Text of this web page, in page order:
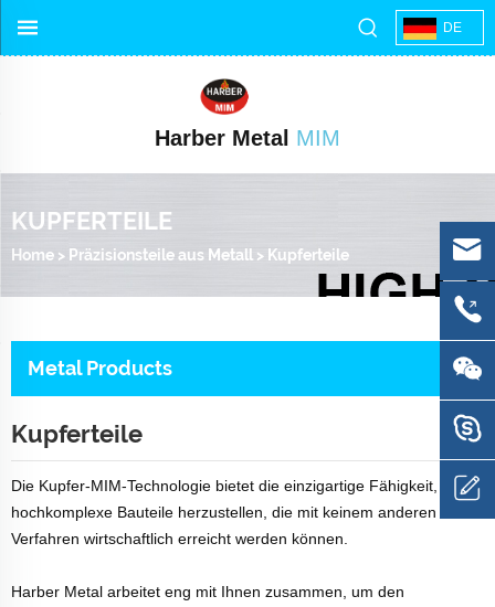
DE
Harber Metal MIM
KUPFERTEILE
Home > Präzisionsteile aus Metall > Kupferteile
Metal Products
Kupferteile
Die Kupfer-MIM-Technologie bietet die einzigartige Fähigkeit,
hochkomplexe Bauteile herzustellen, die mit keinem anderen
Verfahren wirtschaftlich erreicht werden können.
Harber Metal arbeitet eng mit Ihnen zusammen, um den